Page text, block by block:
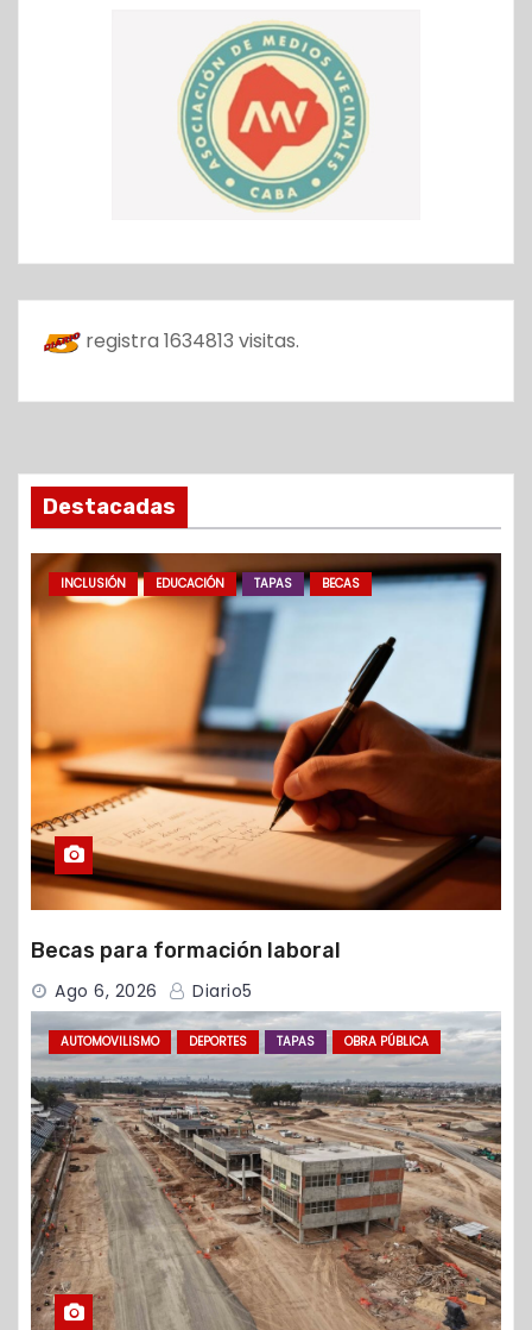
registra 1634813 visitas.
Destacadas
INCLUSIÓN EDUCACIÓN TAPAS BECAS
Becas para formación laboral
Ago 6, 2026 Diario5
AUTOMOVILISMO DEPORTES TAPAS OBRA PÚBLICA